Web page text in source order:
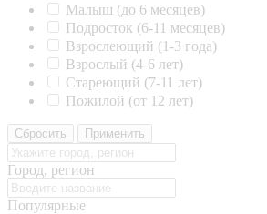
Малыш (до 6 месяцев)
Подросток (6-11 месяцев)
Взрослеющий (1-3 года)
Взрослый (4-6 лет)
Стареющий (7-11 лет)
Пожилой (от 12 лет)
Сбросить Применить
Город, регион
Популярные